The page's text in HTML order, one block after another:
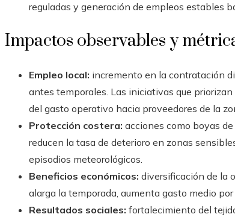
reguladas y generación de empleos estables
Impactos observables y
Empleo local: incremento en la contratación
antes temporales. Las iniciativas que
del gasto operativo hacia proveedores de la
Protección costera: acciones como boyas
reducen la tasa de deterioro en zonas
episodios meteorológicos.
Beneficios económicos: diversificación de la
alarga la temporada, aumenta gasto medio
Resultados sociales: fortalecimiento del